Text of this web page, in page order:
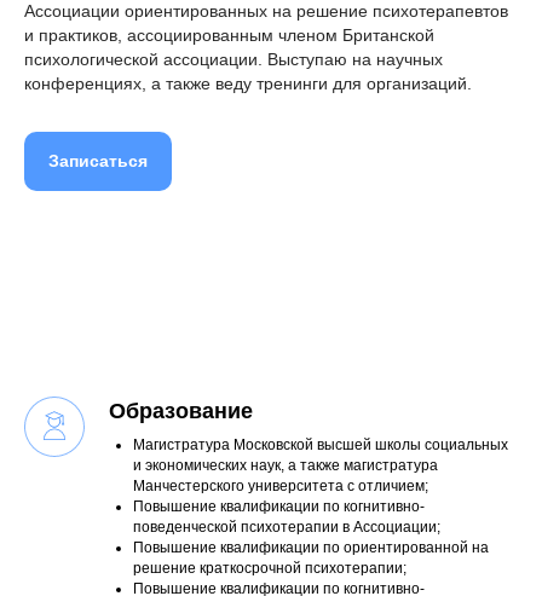
Ассоциации ориентированных на решение психотерапевтов
и практиков, ассоциированным членом Британской
психологической ассоциации. Выступаю на научных
конференциях, а также веду тренинги для организаций.
Записаться
Образование
Магистратура Московской высшей школы социальных
и экономических наук, а также магистратура
Манчестерского университета с отличием;
Повышение квалификации по когнитивно-
поведенческой психотерапии в Ассоциации;
Повышение квалификации по ориентированной на
решение краткосрочной психотерапии;
Повышение квалификации по когнитивно-